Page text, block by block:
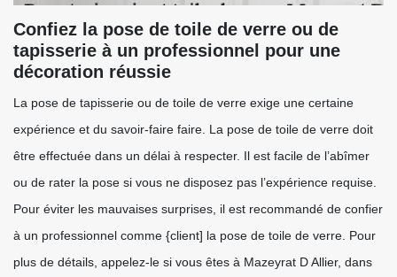
Confiez la pose de toile de verre ou de
tapisserie à un professionnel pour une
décoration réussie
La pose de tapisserie ou de toile de verre exige une certaine
expérience et du savoir-faire faire. La pose de toile de verre doit
être effectuée dans un délai à respecter. Il est facile de l’abîmer
ou de rater la pose si vous ne disposez pas l’expérience requise.
Pour éviter les mauvaises surprises, il est recommandé de confier
à un professionnel comme {client] la pose de toile de verre. Pour
plus de détails, appelez-le si vous êtes à Mazeyrat D Allier, dans